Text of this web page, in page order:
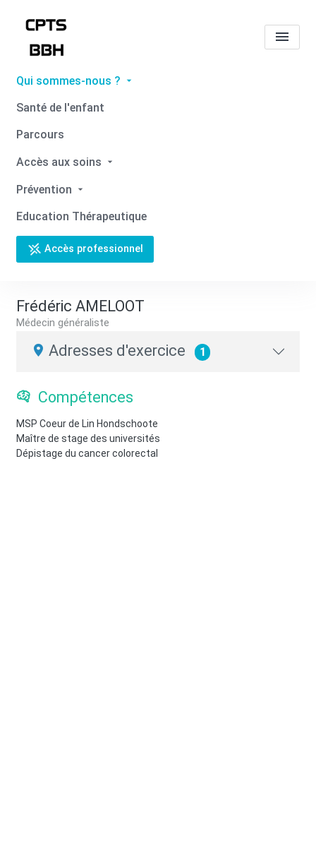
Qui sommes-nous ?
Santé de l'enfant
Parcours
Accès aux soins
Prévention
Education Thérapeutique
Accès professionnel
Tous les professionnels de
santé
Accueil
Frédéric AMELOOT
Médecin généraliste
Adresses d'exercice 1
Compétences
MSP Coeur de Lin Hondschoote
Maître de stage des universités
Dépistage du cancer colorectal